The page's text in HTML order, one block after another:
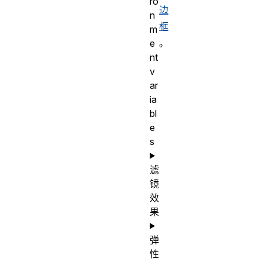
边
框
。
n
m
e
nt
v
ar
ia
bl
e
s
滤
镜
效
果
弹
性